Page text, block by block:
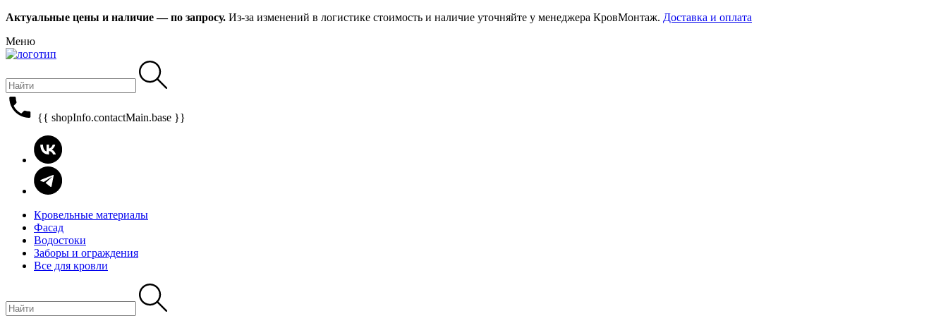
Актуальные цены и наличие — по запросу. Из-за изменений в логистике стоимость и наличие уточняйте у менеджера КровМонтаж. Доставка и оплата
Меню
{{ shopInfo.contactMain.base }}
Кровельные материалы
Фасад
Водостоки
Заборы и ограждения
Все для кровли